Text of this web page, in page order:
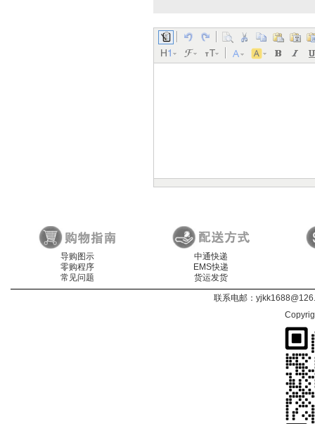
导购图示
零购程序
常见问题
中通快递
EMS快递
货运发货
联系电邮：